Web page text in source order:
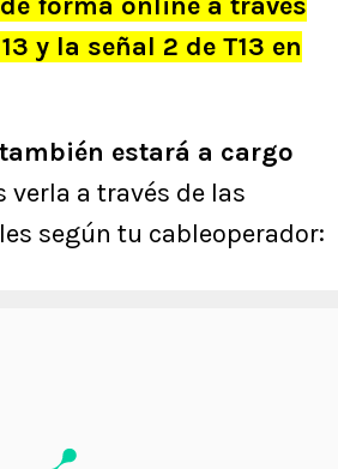
forma online a través
y la señal 2 de T13 en
también estará a cargo
verla a través de las
según tu cableoperador: